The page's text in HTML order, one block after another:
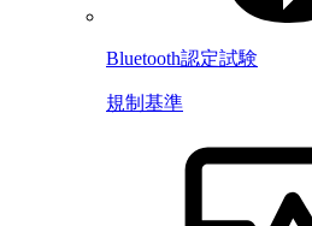
Bluetooth認定試験
規制基準